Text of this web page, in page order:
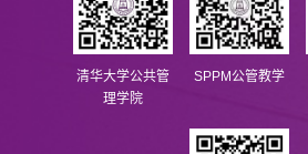
清华大学公共管
理学院
SPPM公管教学